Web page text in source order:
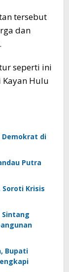
tersebut
dan
seperti ini
Hulu
Demokrat di
Putra
Soroti Krisis
Sintang
Bupati